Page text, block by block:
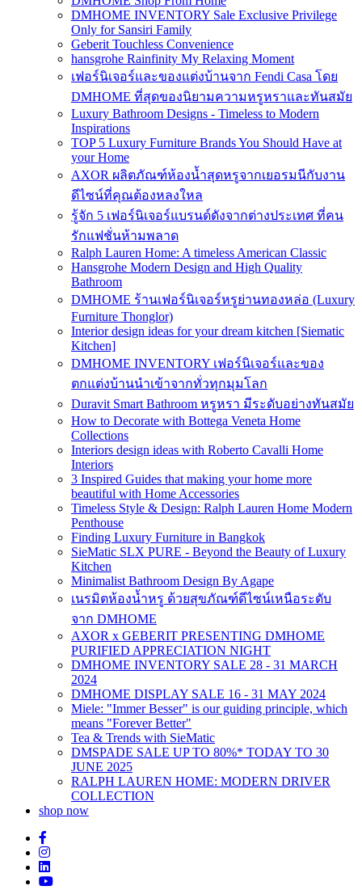
DMHOME INVENTORY Sale Exclusive Privilege
Only for Sansiri Family
Geberit Touchless Convenience
hansgrohe Rainfinity My Relaxing Moment
เฟอร์นิเจอร์และของแต่งบ้านจาก Fendi Casa โดย
DMHOME ที่สุดของนิยามความหรูหราและทันสมัย
Luxury Bathroom Designs - Timeless to Modern
Inspirations
TOP 5 Luxury Furniture Brands You Should Have at
your Home
AXOR ผลิตภัณฑ์ห้องน้ำสุดหรูจากเยอรมนีกับงาน
ดีไซน์ที่คุณต้องหลงใหล
รู้จัก 5 เฟอร์นิเจอร์แบรนด์ดังจากต่างประเทศ ที่คน
รักแฟชั่นห้ามพลาด
Ralph Lauren Home: A timeless American Classic
Hansgrohe Modern Design and High Quality
Bathroom
DMHOME ร้านเฟอร์นิเจอร์หรูย่านทองหล่อ (Luxury
Furniture Thonglor)
Interior design ideas for your dream kitchen [Siematic
Kitchen]
DMHOME INVENTORY เฟอร์นิเจอร์และของ
ตกแต่งบ้านนำเข้าจากทั่วทุกมุมโลก
Duravit Smart Bathroom หรูหรา มีระดับอย่างทันสมัย
How to Decorate with Bottega Veneta Home
Collections
Interiors design ideas with Roberto Cavalli Home
Interiors
3 Inspired Guides that making your home more
beautiful with Home Accessories
Timeless Style & Design: Ralph Lauren Home Modern
Penthouse
Finding Luxury Furniture in Bangkok
SieMatic SLX PURE - Beyond the Beauty of Luxury
Kitchen
Minimalist Bathroom Design By Agape
เนรมิตห้องน้ำหรู ด้วยสุขภัณฑ์ดีไซน์เหนือระดับ
จาก DMHOME
AXOR x GEBERIT PRESENTING DMHOME
PURIFIED APPRECIATION NIGHT
DMHOME INVENTORY SALE 28 - 31 MARCH
2024
DMHOME DISPLAY SALE 16 - 31 MAY 2024
Miele: "Immer Besser" is our guiding principle, which
means "Forever Better"
Tea & Trends with SieMatic
DMSPADE SALE UP TO 80%* TODAY TO 30
JUNE 2025
RALPH LAUREN HOME: MODERN DRIVER
COLLECTION
shop now